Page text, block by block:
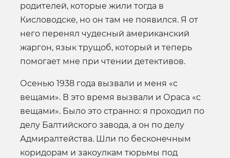
родителей, которые жили тогда в
Кисловодске, но он там не появился. Я от
него перенял чудесный американский
жаргон, язык трущоб, который и теперь
помогает мне при чтении детективов.
Осенью 1938 года вызвали и меня «с
вещами». В это время вызвали и Ораса «с
вещами». Было это странно: я проходил по
делу Балтийского завода, а он по делу
Адмиралтейства. Шли по бесконечным
коридорам и закоулкам тюрьмы под